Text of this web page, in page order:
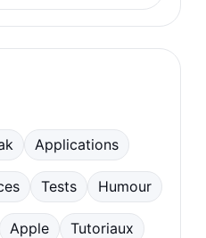
Applications
Tests Humour
Apple Tutoriaux